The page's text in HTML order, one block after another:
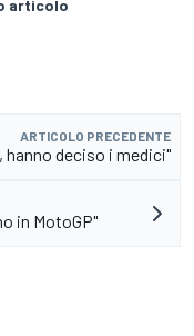
articolo
ARTICOLO PRECEDENTE
hanno deciso i medici"
in MotoGP"